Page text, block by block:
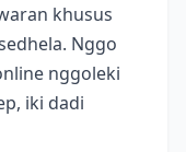
khusus
Nggo
nggoleki
iki dadi